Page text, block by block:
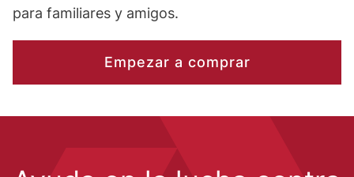
para familiares y amigos.
Empezar a comprar